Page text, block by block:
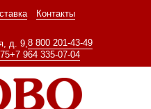
Контакты
д. 9, 8 800 201-43-49
+7 964 335-07-04